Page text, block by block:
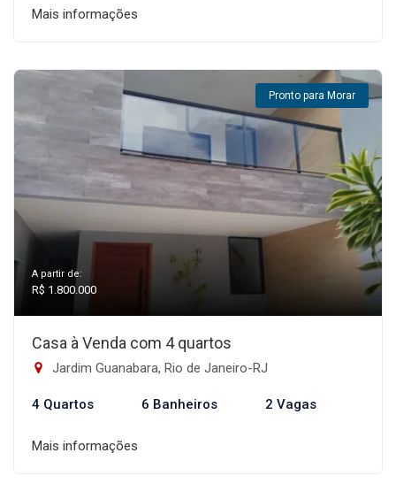
Mais informações
Pronto para Morar
A partir de:
R$ 1.800.000
Casa à Venda com 4 quartos
Jardim Guanabara, Rio de Janeiro-RJ
4 Quartos 6 Banheiros 2 Vagas
Mais informações